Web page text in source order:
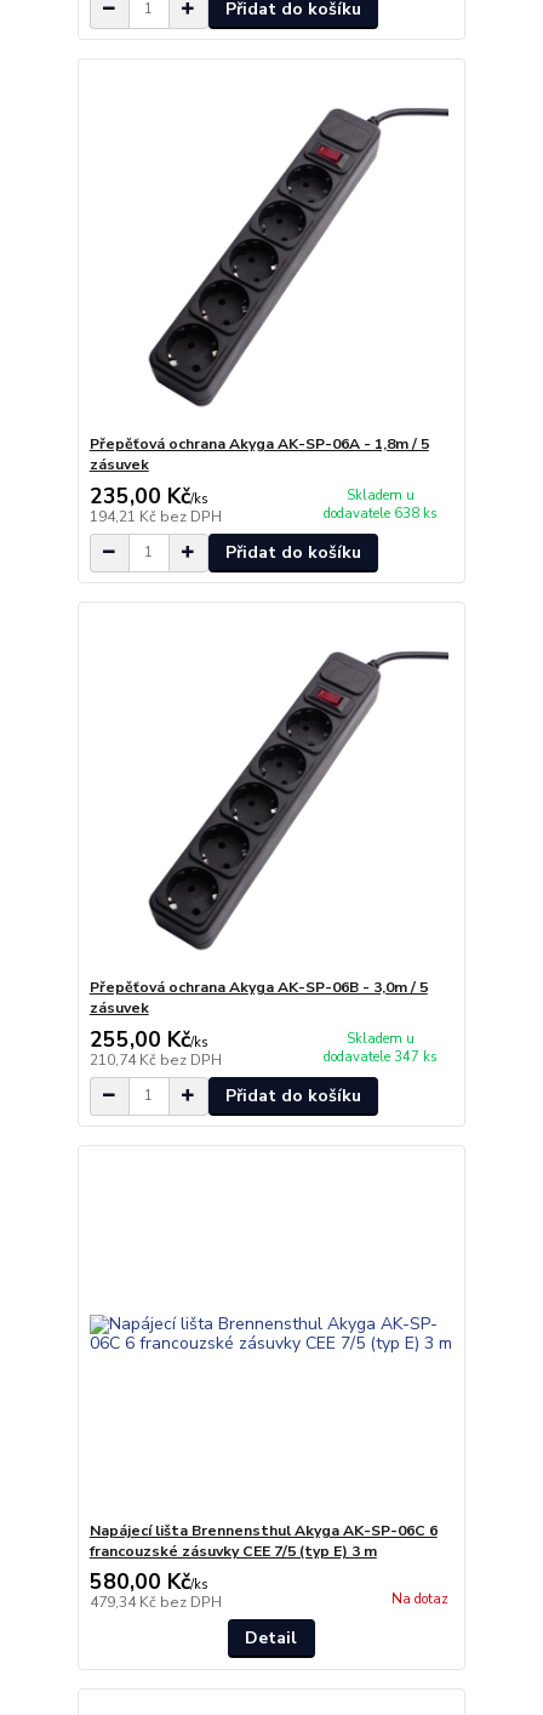
Přidat do košíku
Přepěťová ochrana Akyga AK-SP-06A - 1,8m / 5
zásuvek
235,00 Kč/ks
194,21 Kč bez DPH
Skladem u
dodavatele 638 ks
Přidat do košíku
Přepěťová ochrana Akyga AK-SP-06B - 3,0m / 5
zásuvek
255,00 Kč/ks
210,74 Kč bez DPH
Skladem u
dodavatele 347 ks
Přidat do košíku
Napájecí lišta Brennensthul Akyga AK-SP-06C 6
francouzské zásuvky CEE 7/5 (typ E) 3 m
580,00 Kč/ks
479,34 Kč bez DPH Na dotaz
Detail